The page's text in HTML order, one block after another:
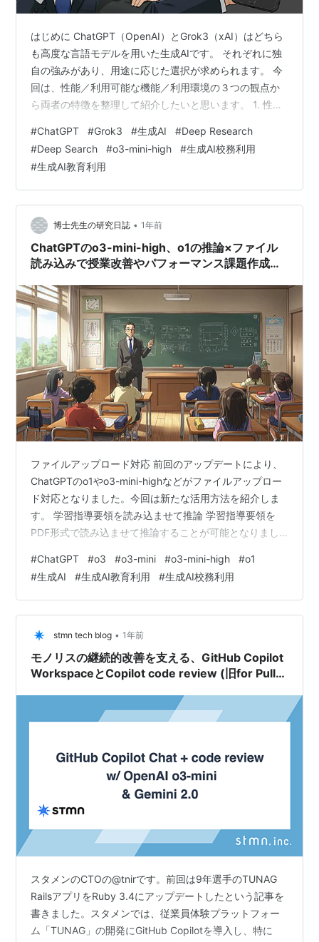
はじめに ChatGPT（OpenAI）とGrok3（xAI）はどちら
も高度な言語モデルを用いた生成AIです。 それぞれに独
自の強みがあり、用途に応じた選択が求められます。 今
回は、性能／利用可能な機能／利用環境の３つの観点か
ら両者の特徴を整理して紹介したいと思います。 1. 性能
を基盤とするモデルにおいて、複雑な問題解決や長文の
理解に優れた推論能力を持っています。 チェーン・オ
ブ・ソートといった内部の思考プロセスを通じて、正確
で論理的な回答を生成します。 一方、Grok3は前モデル
に比べて10倍の計算資源を投入しており、数学的推論…
#ChatGPT #Grok3 #生成AI #Deep Research
#Deep Search #o3-mini-high #生成AI校務利用
#生成AI教育利用
博士先生の研究日誌 • 1年前
ChatGPTのo3-mini-high、o1の推論×ファイル
読み込みで授業改善やパフォーマンス課題作成ま
ファイルアップロード対応 前回のアップデートにより、
ChatGPTのo1やo3-mini-highなどがファイルアップロー
ド対応となりました。今回は新たな活用方法を紹介しま
す。 学習指導要領を読み込ませて推論 学習指導要領を
PDF形式で読み込ませて推論することが可能となりまし
考させることができます。 算数の学習指導要領を読み込
ませて数学的活動を意識した授業づくりについてアドバ
イスを求めました。 この方法では学習指導要領に出てく
るキーワードについて、実際の学習活動や授業展開に落
とし込むことができます。 数学的活動のアイデアが示さ
れ、同時に授業展…
#ChatGPT #o3 #o3-mini #o3-mini-high #o1
#生成AI #生成AI教育利用 #生成AI校務利用
stmn tech blog • 1年前
モノリスの継続的改善を支える、GitHub Copilot
WorkspaceとCopilot code review (旧for Pull
スタメンのCTOの@tnirです。前回は9年選手のTUNAG
RailsアプリをRuby 3.4にアップデートしたという記事を
書きました。スタメンでは、従業員体験プラットフォー
ム「TUNAG」の開発にGitHub Copilotを導入し、特に